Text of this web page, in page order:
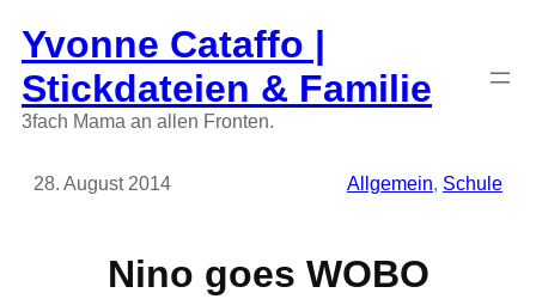
Inhalt
springen
Yvonne Cataffo |
Stickdateien & Familie
3fach Mama an allen Fronten.
28. August 2014 Allgemein, Schule
Nino goes WOBO